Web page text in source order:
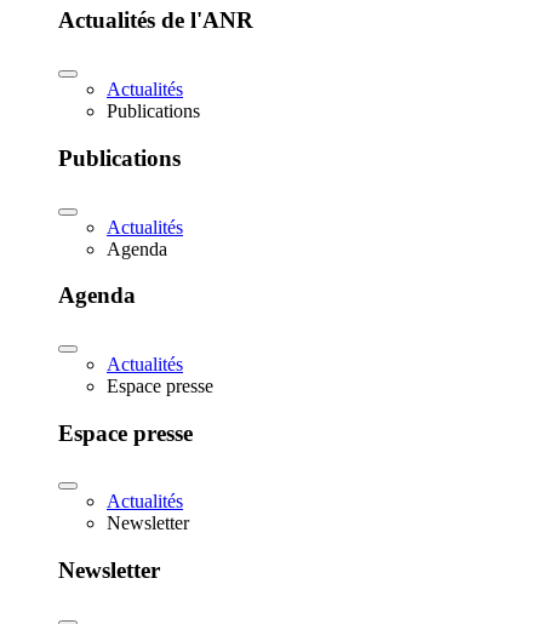
Actualités de l'ANR
Actualités
Publications
Publications
Actualités
Agenda
Agenda
Actualités
Espace presse
Espace presse
Actualités
Newsletter
Newsletter